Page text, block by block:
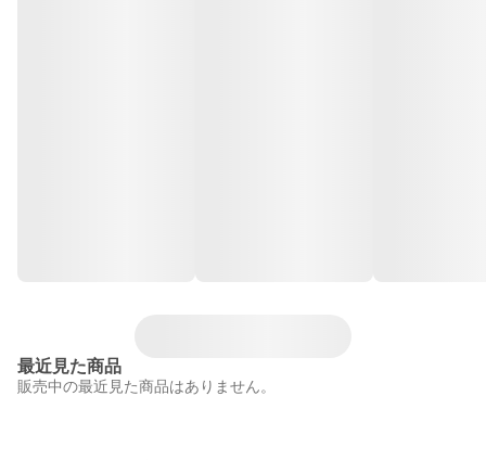
最近見た商品
販売中の最近見た商品はありません。